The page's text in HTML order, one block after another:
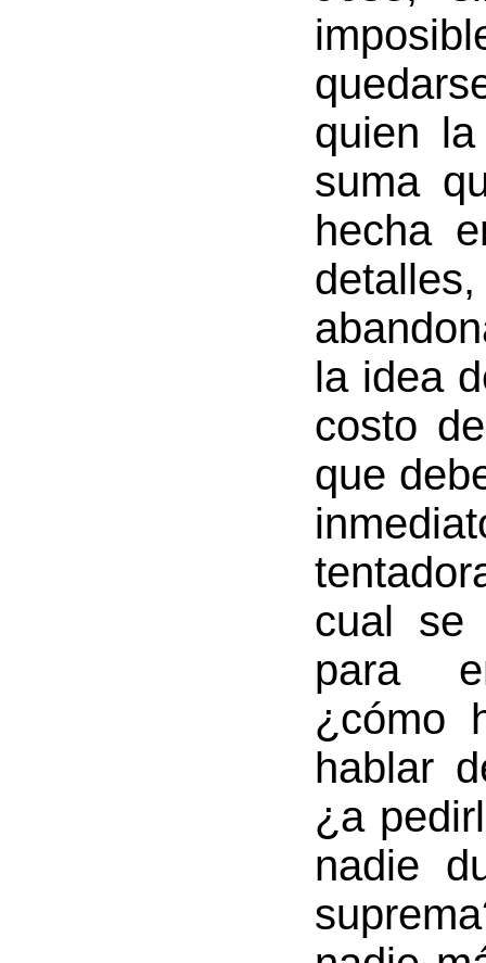
quien
suma
hecha
la idea
costo
que
cual se
para
¿cómo
hablar
¿a
nadie